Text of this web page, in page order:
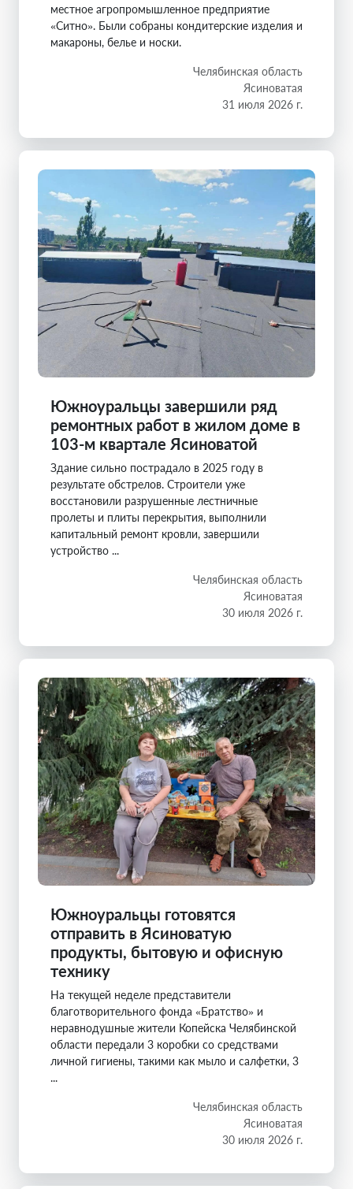
местное агропромышленное предприятие
«Ситно». Были собраны кондитерские изделия и
макароны, белье и носки.
Челябинская область
Ясиноватая
31 июля 2026 г.
Южноуральцы завершили ряд
ремонтных работ в жилом доме в
103-м квартале Ясиноватой
Здание сильно пострадало в 2025 году в
результате обстрелов. Строители уже
восстановили разрушенные лестничные
пролеты и плиты перекрытия, выполнили
капитальный ремонт кровли, завершили
устройство ...
Челябинская область
Ясиноватая
30 июля 2026 г.
Южноуральцы готовятся
отправить в Ясиноватую
продукты, бытовую и офисную
технику
На текущей неделе представители
благотворительного фонда «Братство» и
неравнодушные жители Копейска Челябинской
области передали 3 коробки со средствами
личной гигиены, такими как мыло и салфетки, 3
...
Челябинская область
Ясиноватая
30 июля 2026 г.